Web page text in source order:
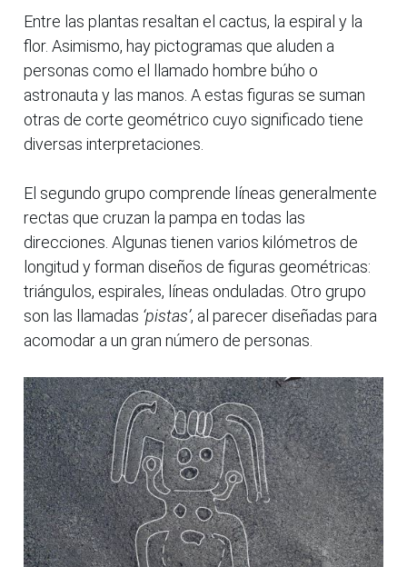
Entre las plantas resaltan el cactus, la espiral y la
flor. Asimismo, hay pictogramas que aluden a
personas como el llamado hombre búho o
astronauta y las manos. A estas figuras se suman
otras de corte geométrico cuyo significado tiene
diversas interpretaciones.
El segundo grupo comprende líneas generalmente
rectas que cruzan la pampa en todas las
direcciones. Algunas tienen varios kilómetros de
longitud y forman diseños de figuras geométricas:
triángulos, espirales, líneas onduladas. Otro grupo
son las llamadas ‘pistas’, al parecer diseñadas para
acomodar a un gran número de personas.